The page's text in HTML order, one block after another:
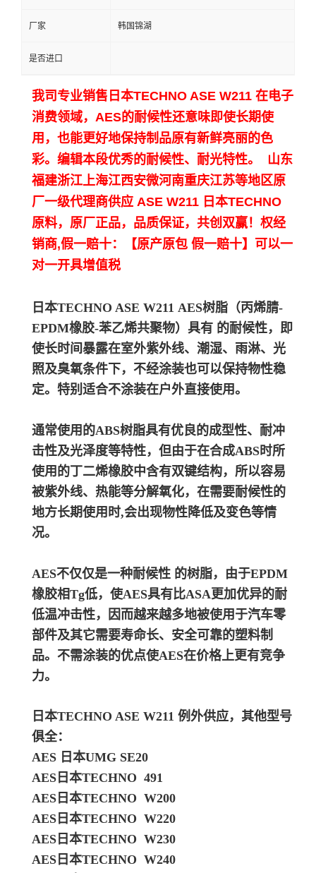
厂家 韩国锦湖
是否进口
我司专业销售日本TECHNO ASE W211 在电子
消费领域，AES的耐候性还意味即使长期使
用，也能更好地保持制品原有新鲜亮丽的色
彩。编辑本段优秀的耐候性、耐光特性。 山东
福建浙江上海江西安微河南重庆江苏等地区原
厂一级代理商供应 ASE W211 日本TECHNO
原料，原厂正品，品质保证，共创双赢！权经
销商,假一赔十：【原产原包 假一赔十】可以一
对一开具增值税
日本TECHNO ASE W211 AES树脂（丙烯腈-
EPDM橡胶-苯乙烯共聚物）具有 的耐候性，即
使长时间暴露在室外紫外线、潮湿、雨淋、光
照及臭氧条件下，不经涂装也可以保持物性稳
定。 特别适合不涂装在户外直接使用。
通常使用的ABS树脂具有优良的成型性、耐冲
击性及光泽度等特性，但由于在合成ABS时所
使用的丁二烯橡胶中含有双键结构，所以容易
被紫外线、热能等分解氧化，在需要耐候性的
地方长期使用时,会出现物性降低及变色等情
况。
AES不仅仅是一种耐候性 的树脂，由于EPDM
橡胶相Tg低，使AES具有比ASA更加优异的耐
低温冲击性，因而越来越多地被使用于汽车零
部件及其它需要寿命长、安全可靠的塑料制
品。 不需涂装的优点使AES在价格上更有竞争
力。
日本TECHNO ASE W211 例外供应，其他型号
俱全：
AES 日本UMG SE20
AES日本TECHNO 491
AES日本TECHNO W200
AES日本TECHNO W220
AES日本TECHNO W230
AES日本TECHNO W240